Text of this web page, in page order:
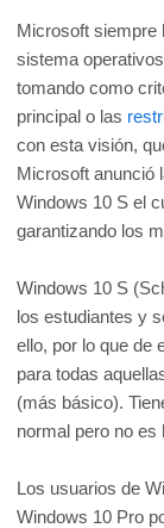
Microsoft siempre
sistema
tomando como
principal o las
con esta visión,
Microsoft anunció
Windows 10 S el
garantizando los
Windows 10 S
los estudiantes y
ello, por lo que de
para todas
(más básico).
normal pero no es
Los usuarios de
Windows 10 Pro